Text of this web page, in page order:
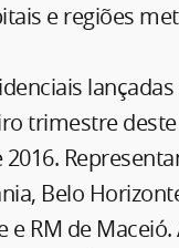
e regiões
trimestre
Belo
e RM de